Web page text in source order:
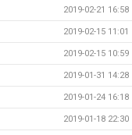
2019-02-21 16:58
2019-02-15 11:01
2019-02-15 10:59
2019-01-31 14:28
2019-01-24 16:18
2019-01-18 22:30